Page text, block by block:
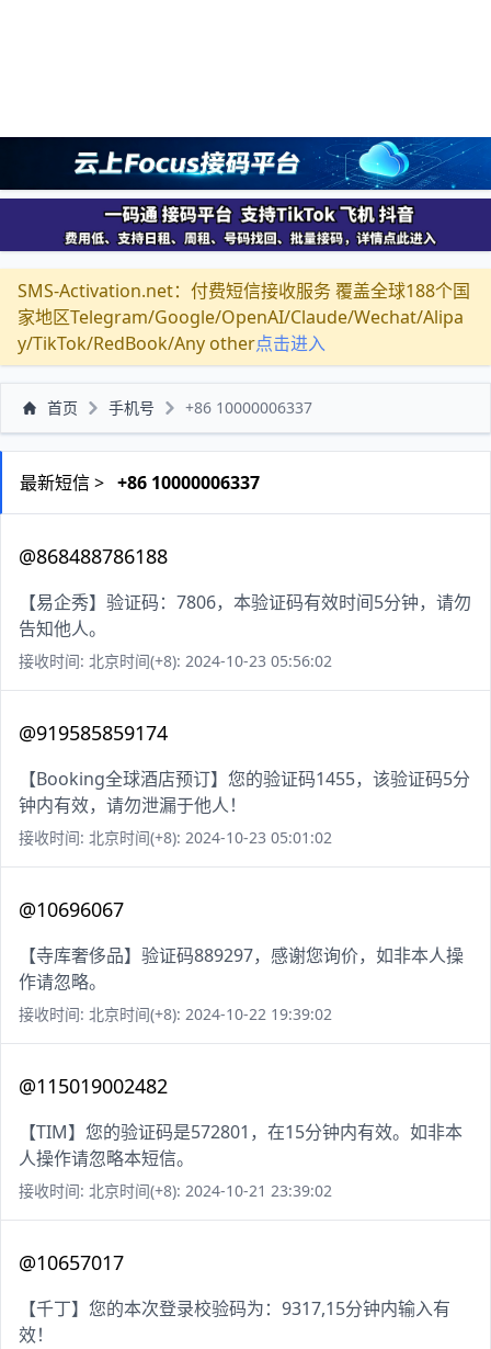
SMS-Activation.net：付费短信接收服务 覆盖全球188个国
家地区Telegram/Google/OpenAI/Claude/Wechat/Alipa
y/TikTok/RedBook/Any other点击进入
首页 手机号 +86 10000006337
最新短信 > +86 10000006337
@868488786188
【易企秀】验证码：7806，本验证码有效时间5分钟，请勿
告知他人。
接收时间: 北京时间(+8): 2024-10-23 05:56:02
@919585859174
【Booking全球酒店预订】您的验证码1455，该验证码5分
钟内有效，请勿泄漏于他人！
接收时间: 北京时间(+8): 2024-10-23 05:01:02
@10696067
【寺库奢侈品】验证码889297，感谢您询价，如非本人操
作请忽略。
接收时间: 北京时间(+8): 2024-10-22 19:39:02
@115019002482
【TIM】您的验证码是572801，在15分钟内有效。如非本
人操作请忽略本短信。
接收时间: 北京时间(+8): 2024-10-21 23:39:02
@10657017
【千丁】您的本次登录校验码为：9317,15分钟内输入有
效！